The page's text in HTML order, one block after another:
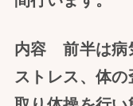
内容 前半は病
ストレス、体